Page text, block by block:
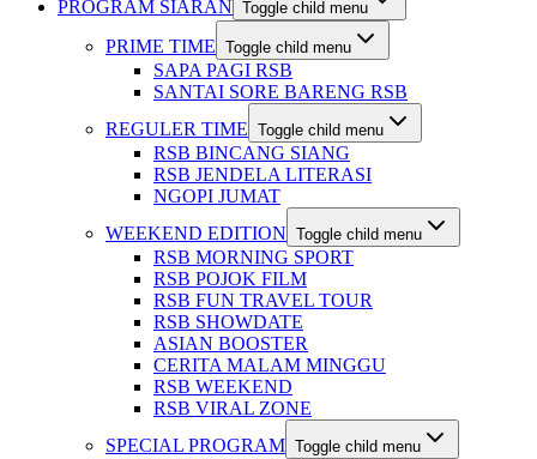
PROGRAM SIARAN Toggle child menu
PRIME TIME Toggle child menu
SAPA PAGI RSB
SANTAI SORE BARENG RSB
REGULER TIME Toggle child menu
RSB BINCANG SIANG
RSB JENDELA LITERASI
NGOPI JUMAT
WEEKEND EDITION Toggle child menu
RSB MORNING SPORT
RSB POJOK FILM
RSB FUN TRAVEL TOUR
RSB SHOWDATE
ASIAN BOOSTER
CERITA MALAM MINGGU
RSB WEEKEND
RSB VIRAL ZONE
SPECIAL PROGRAM Toggle child menu